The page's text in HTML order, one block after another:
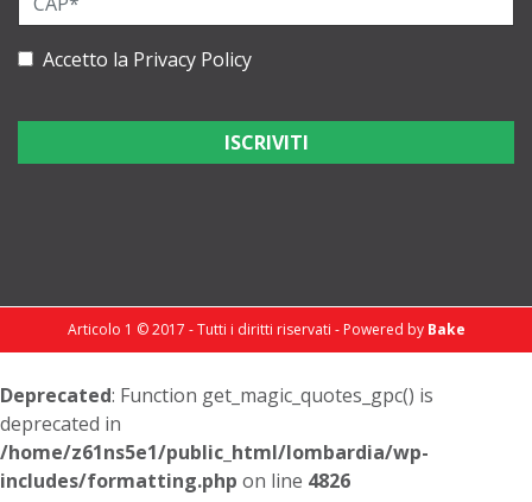
Accetto la Privacy Policy
Articolo 1 © 2017 - Tutti i diritti riservati - Powered by Bake
Deprecated: Function get_magic_quotes_gpc() is
deprecated in
/home/z61ns5e1/public_html/lombardia/wp-
includes/formatting.php on line 4826